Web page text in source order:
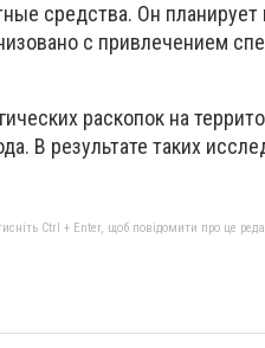
средства. Он планирует
с привлечением
раскопок на
В результате таких
Ctrl + Enter, щоб повідомити про це